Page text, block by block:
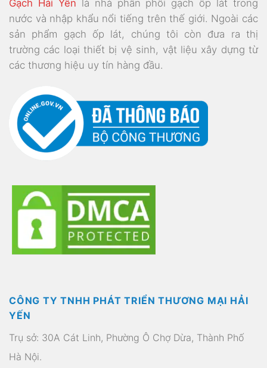
Gạch Hải Yến là nhà phân phối gạch ốp lát trong
nước và nhập khẩu nổi tiếng trên thế giới. Ngoài các
sản phẩm gạch ốp lát, chúng tôi còn đưa ra thị
trường các loại thiết bị vệ sinh, vật liệu xây dựng từ
các thương hiệu uy tín hàng đầu.
CÔNG TY TNHH PHÁT TRIỂN THƯƠNG MẠI HẢI
YẾN
Trụ sở: 30A Cát Linh, Phường Ô Chợ Dừa, Thành Phố
Hà Nội.